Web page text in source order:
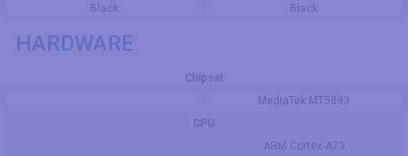
Black
Black
HARDWARE
Chipset
MediaTek MT5893
CPU
ARM Cortex-A73